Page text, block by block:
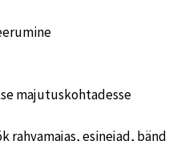
majutuskohtadesse
esinejad, bänd